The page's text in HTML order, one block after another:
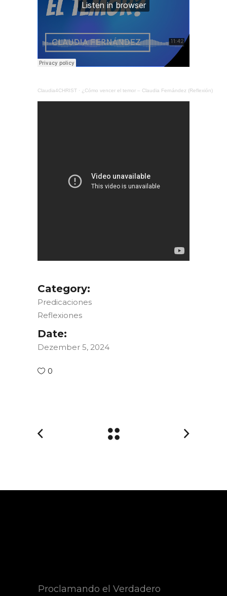
Claudia4CHRIST · ¿Cómo vencer el temor – Claudia Fernández (Reflexión)
Category:
Predicaciones
Reflexiones
Date:
Dezember 5, 2024
0
Proclamando el Verdadero